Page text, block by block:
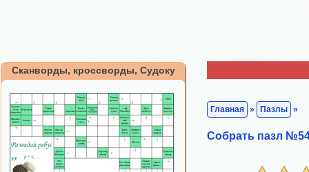
Сканворды, кроссворды, Судоку
Главная » Пазлы »
Собрать пазл